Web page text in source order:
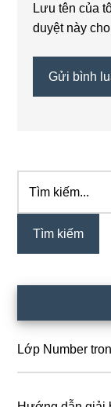
Lưu tên của
duyệt này
Sidebar
chính
kiếm...
Lớp Number